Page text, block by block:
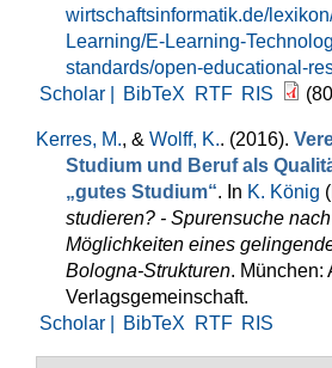
wirtschaftsinformatik.de/
Learning/E-Learning-
standards/open-educational-
Scholar |
BibTeX RTF RIS
Kerres, M., & Wolff, K.. (2016).
Studium und Beruf als
„gutes Studium“. In K. König
studieren? - Spurensuche
Möglichkeiten eines
Bologna-Strukturen. München:
Verlagsgemeinschaft.
Scholar |
BibTeX RTF RIS